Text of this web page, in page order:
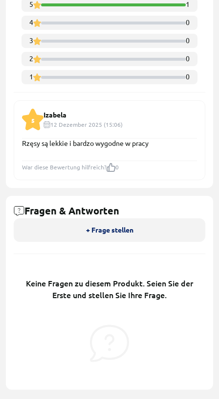
5 1
4 0
3 0
2 0
1 0
5
Izabela
12 Dezember 2025 (15:06)
Rzęsy są lekkie i bardzo wygodne w pracy
War diese Bewertung hilfreich? 0
Fragen & Antworten
+ Frage stellen
Keine Fragen zu diesem Produkt. Seien Sie der
Erste und stellen Sie Ihre Frage.